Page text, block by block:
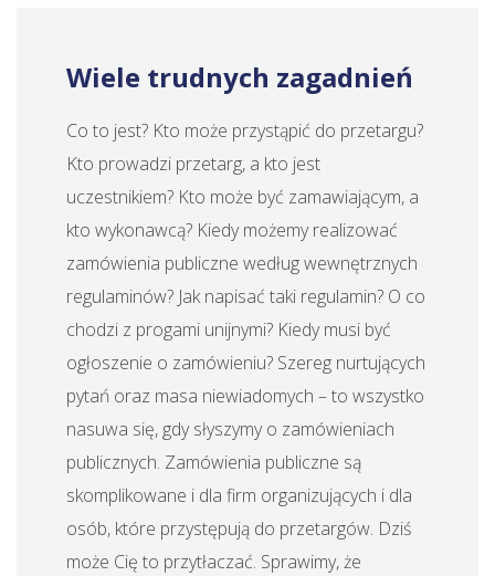
Wiele trudnych zagadnień
Co to jest? Kto może przystąpić do przetargu?
Kto prowadzi przetarg, a kto jest
uczestnikiem? Kto może być zamawiającym, a
kto wykonawcą? Kiedy możemy realizować
zamówienia publiczne według wewnętrznych
regulaminów? Jak napisać taki regulamin? O co
chodzi z progami unijnymi? Kiedy musi być
ogłoszenie o zamówieniu? Szereg nurtujących
pytań oraz masa niewiadomych – to wszystko
nasuwa się, gdy słyszymy o zamówieniach
publicznych. Zamówienia publiczne są
skomplikowane i dla firm organizujących i dla
osób, które przystępują do przetargów. Dziś
może Cię to przytłaczać. Sprawimy, że